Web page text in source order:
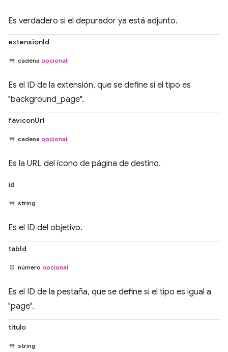
Es verdadero si el depurador ya está adjunto.
extensionId
cadena opcional
Es el ID de la extensión, que se define si el tipo es
"background_page".
faviconUrl
cadena opcional
Es la URL del ícono de página de destino.
id
string
Es el ID del objetivo.
tabId
número opcional
Es el ID de la pestaña, que se define si el tipo es igual a
"page".
título
string